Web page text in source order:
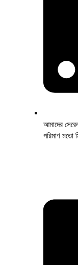
আমাদের
পরিমাণ মতো